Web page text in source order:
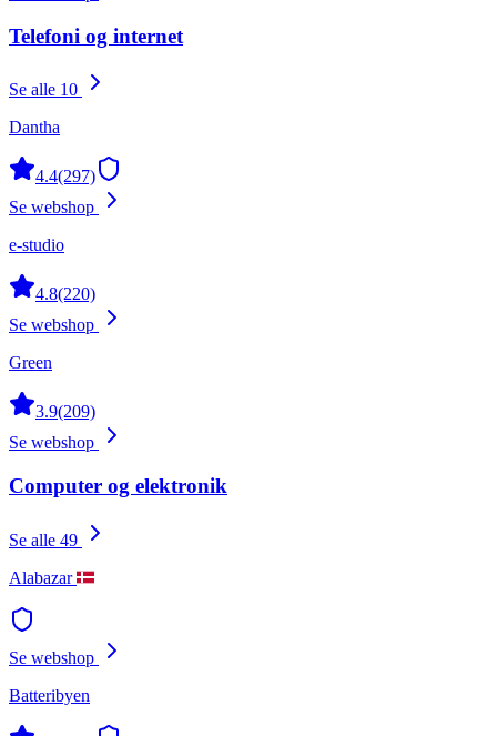
Telefoni og internet
Se alle 10
Dantha
4.4(297)
Se webshop
e-studio
4.8(220)
Se webshop
Green
3.9(209)
Se webshop
Computer og elektronik
Se alle 49
Alabazar
Se webshop
Batteribyen